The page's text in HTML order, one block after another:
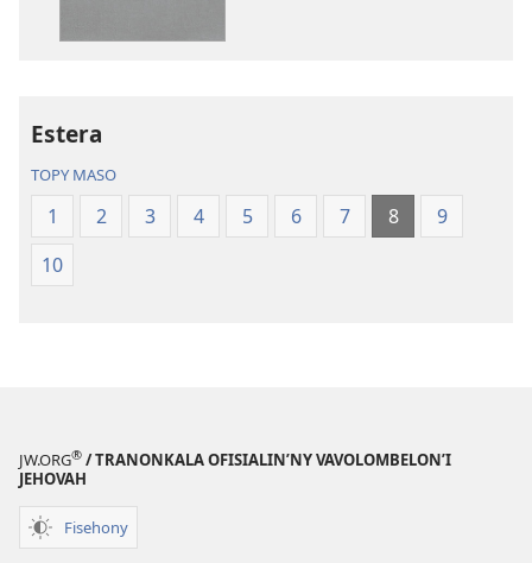
2021)
2021)
Estera
TOPY MASO
1 2 3 4 5 6 7 8
9
10
JW.ORG® / TRANONKALA OFISIALIN’NY VAVOLOMBELON’I
JEHOVAH
Fisehony